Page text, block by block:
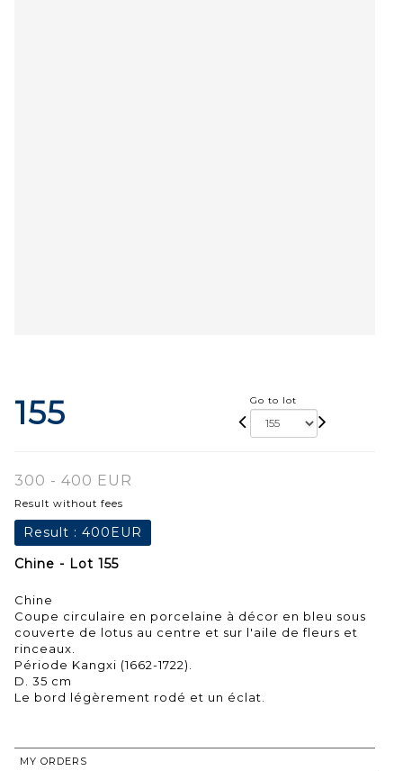
155 Go to lot
300 - 400 EUR
Result without fees
Result : 400EUR
Chine - Lot 155
Chine
Coupe circulaire en porcelaine à décor en bleu sous
couverte de lotus au centre et sur l'aile de fleurs et
rinceaux.
Période Kangxi (1662-1722).
D. 35 cm
Le bord légèrement rodé et un éclat.
MY ORDERS